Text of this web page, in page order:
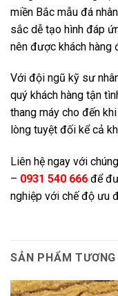
miền Bắc mẫu đá
sắc dễ tạo hình đáp
nên được khách hàng
Với đội ngũ kỹ sư
quý khách hàng tận
thang máy cho đến
lòng tuyệt đối kể cả
Liên hệ ngay với
– 0931 540 666 để
nghiệp với chế độ ưu
SẢN PHẨM